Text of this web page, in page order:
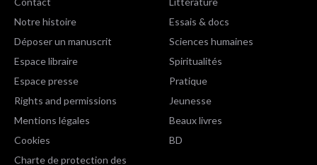
Notre histoire
Déposer un manuscrit
Espace libraire
Espace presse
Rights and permissions
Mentions légales
Cookies
Charte de protection des
Essais & docs
Sciences humaines
Spiritualités
Pratique
Jeunesse
Beaux livres
BD